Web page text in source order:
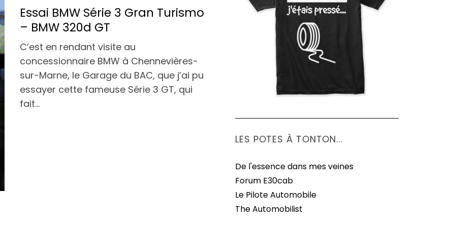
Essai BMW Série 3 Gran Turismo
– BMW 320d GT
C’est en rendant visite au
concessionnaire BMW à Chennevières-
sur-Marne, le Garage du BAC, que j’ai pu
essayer cette fameuse Série 3 GT, qui
fait…
LES POTES À TONTON...
De l'essence dans mes veines
Forum E30cab
Le Pilote Automobile
The Automobilist